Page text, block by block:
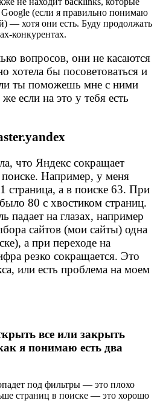
(если я правильно понимаю
— хотя они есть. Буду продолжать
конкурентах.
вопросов, они не касаются
хотела бы посоветоваться и
ты поможешь мне с ними
если на это у тебя есть
что Яндекс сокращает
поиске. Например, у меня
страница, а в поиске 63. При
80 с хвостиком страниц.
падает на глазах, например
сайтов (мои сайты) одна
а при переходе на
резко сокращается. Это
или есть проблема на моем
все или закрыть
я понимаю есть два
под фильтры — это плохо
страниц в поиске — это хорошо